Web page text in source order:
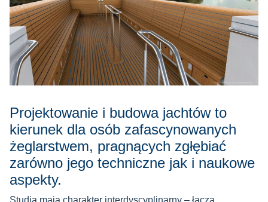
Projektowanie i budowa jachtów to
kierunek dla osób zafascynowanych
żeglarstwem, pragnących zgłębiać
zarówno jego techniczne jak i naukowe
aspekty.